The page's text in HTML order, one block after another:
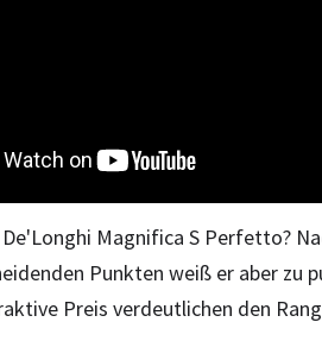
Magnifica S Perfetto?
Punkten weiß er aber zu
Preis verdeutlichen den